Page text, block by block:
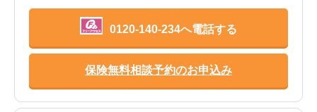
0120-140-234へ電話する
保険無料相談予約のお申込み